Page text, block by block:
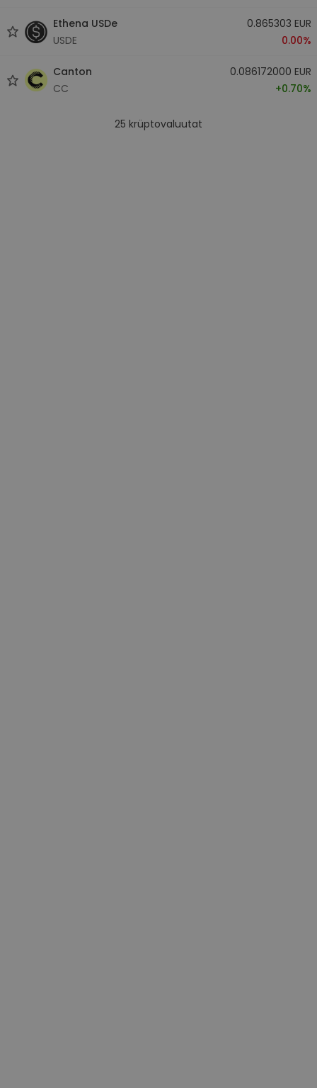
Ethena USDe
USDE
0.865303 EUR
0.00%
Canton
CC
0.086172000 EUR
+0.70%
25 krüptovaluutat